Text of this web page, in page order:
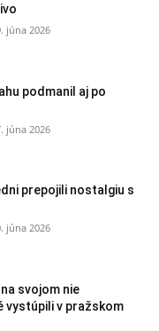
júna 2026
podmanil aj po
júna 2026
prepojili nostalgiu s
júna 2026
svojom nie
vystúpili v pražskom